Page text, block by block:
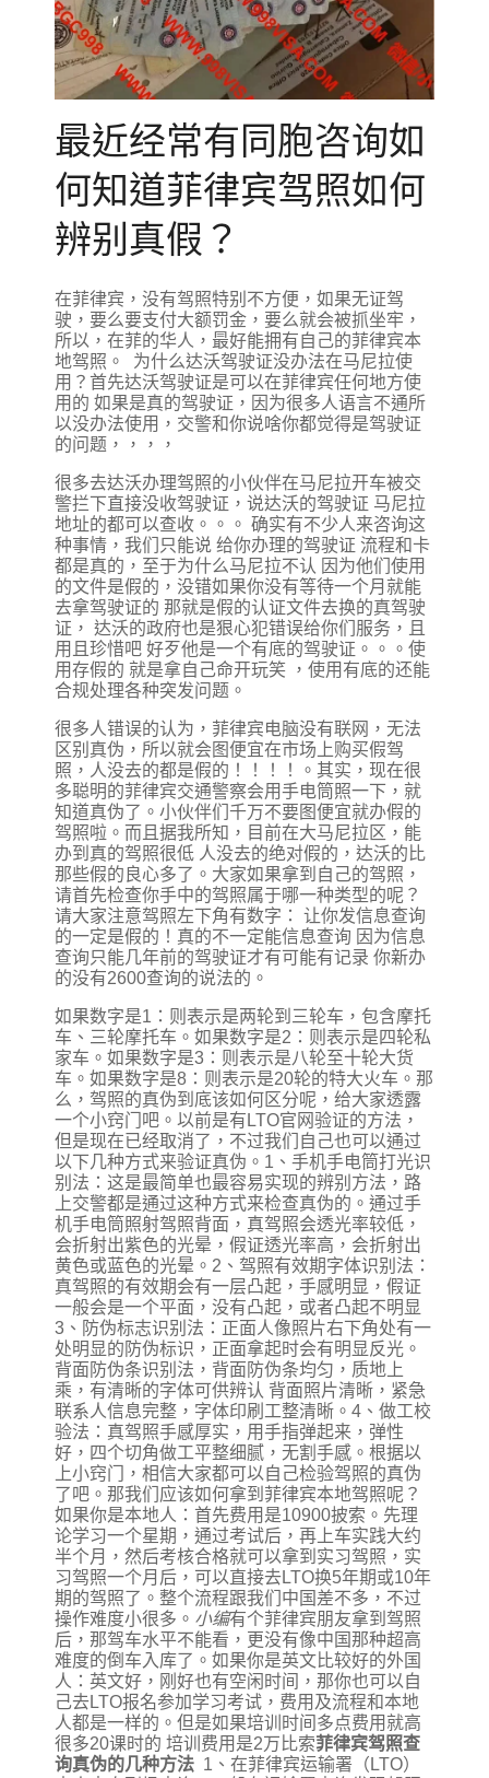
最近经常有同胞咨询如
何知道菲律宾驾照如何
辨别真假？
在菲律宾，没有驾照特别不方便，如果无证驾
驶，要么要支付大额罚金，要么就会被抓坐牢，
所以，在菲的华人，最好能拥有自己的菲律宾本
地驾照。 为什么达沃驾驶证没办法在马尼拉使
用？首先达沃驾驶证是可以在菲律宾任何地方使
用的 如果是真的驾驶证，因为很多人语言不通所
以没办法使用，交警和你说啥你都觉得是驾驶证
的问题，，，，
很多去达沃办理驾照的小伙伴在马尼拉开车被交
警拦下直接没收驾驶证，说达沃的驾驶证 马尼拉
地址的都可以查收。。。 确实有不少人来咨询这
种事情，我们只能说 给你办理的驾驶证 流程和卡
都是真的，至于为什么马尼拉不认 因为他们使用
的文件是假的，没错如果你没有等待一个月就能
去拿驾驶证的 那就是假的认证文件去换的真驾驶
证， 达沃的政府也是狠心犯错误给你们服务，且
用且珍惜吧 好歹他是一个有底的驾驶证。。。使
用存假的 就是拿自己命开玩笑 ，使用有底的还能
合规处理各种突发问题。
很多人错误的认为，菲律宾电脑没有联网，无法
区别真伪，所以就会图便宜在市场上购买假驾
照，人没去的都是假的！！！！。其实，现在很
多聪明的菲律宾交通警察会用手电筒照一下，就
知道真伪了。小伙伴们千万不要图便宜就办假的
驾照啦。而且据我所知，目前在大马尼拉区，能
办到真的驾照很低 人没去的绝对假的，达沃的比
那些假的良心多了。大家如果拿到自己的驾照，
请首先检查你手中的驾照属于哪一种类型的呢？
请大家注意驾照左下角有数字： 让你发信息查询
的一定是假的！真的不一定能信息查询 因为信息
查询只能几年前的驾驶证才有可能有记录 你新办
的没有2600查询的说法的。
如果数字是1：则表示是两轮到三轮车，包含摩托
车、三轮摩托车。如果数字是2：则表示是四轮私
家车。如果数字是3：则表示是八轮至十轮大货
车。如果数字是8：则表示是20轮的特大火车。那
么，驾照的真伪到底该如何区分呢，给大家透露
一个小窍门吧。以前是有LTO官网验证的方法，
但是现在已经取消了，不过我们自己也可以通过
以下几种方式来验证真伪。1、手机手电筒打光识
别法：这是最简单也最容易实现的辨别方法，路
上交警都是通过这种方式来检查真伪的。通过手
机手电筒照射驾照背面，真驾照会透光率较低，
会折射出紫色的光晕，假证透光率高，会折射出
黄色或蓝色的光晕。2、驾照有效期字体识别法：
真驾照的有效期会有一层凸起，手感明显，假证
一般会是一个平面，没有凸起，或者凸起不明显
3、防伪标志识别法：正面人像照片右下角处有一
处明显的防伪标识，正面拿起时会有明显反光。
背面防伪条识别法，背面防伪条均匀，质地上
乘，有清晰的字体可供辨认 背面照片清晰，紧急
联系人信息完整，字体印刷工整清晰。4、做工校
验法：真驾照手感厚实，用手指弹起来，弹性
好，四个切角做工平整细腻，无割手感。根据以
上小窍门，相信大家都可以自己检验驾照的真伪
了吧。那我们应该如何拿到菲律宾本地驾照呢？
如果你是本地人：首先费用是10900披索。先理
论学习一个星期，通过考试后，再上车实践大约
半个月，然后考核合格就可以拿到实习驾照，实
习驾照一个月后，可以直接去LTO换5年期或10年
期的驾照了。整个流程跟我们中国差不多，不过
操作难度小很多。 小编有个菲律宾朋友拿到驾照
后，那驾车水平不能看，更没有像中国那种超高
难度的倒车入库了。如果你是英文比较好的外国
人：英文好，刚好也有空闲时间，那你也可以自
己去LTO报名参加学习考试，费用及流程和本地
人都是一样的。但是如果培训时间多点费用就高
很多20课时的 培训费用是2万比索菲律宾驾照查
询真伪的几种方法 1、在菲律宾运输署（LTO）